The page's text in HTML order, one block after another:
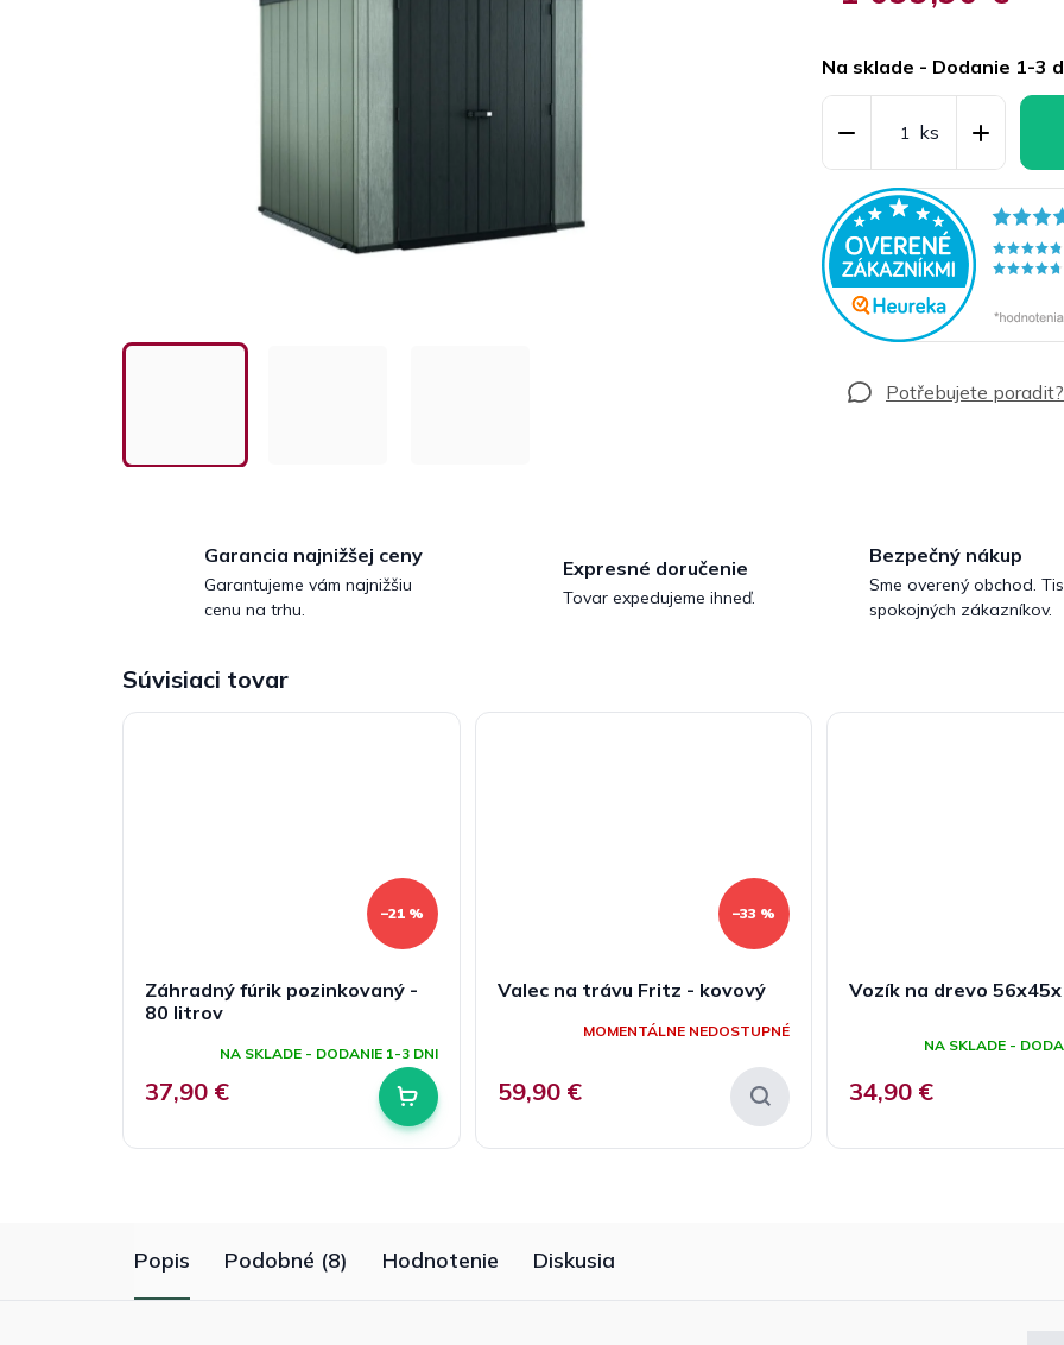
cena:
Na sklade - Dodanie 1-3
Garancia najnižšej ceny
Garantujeme vám najnižšiu
cenu na trhu.
Expresné doručenie
Tovar expedujeme ihneď.
Bezpečný nákup
Sme overený obchod.
spokojných zákazníkov.
Súvisiaci tovar
–21 %
Záhradný fúrik pozinkovaný -
80 litrov
NA SKLADE - DODANIE 1-3 DNI
37,90 €
–33 %
Valec na trávu Fritz - kovový
MOMENTÁLNE NEDOSTUPNÉ
59,90 €
Vozík na drevo
hodnotenie
je
5,0
hviezdičiek.
NA SKLADE -
34,90 €
Popis Podobné (8) Hodnotenie Diskusia